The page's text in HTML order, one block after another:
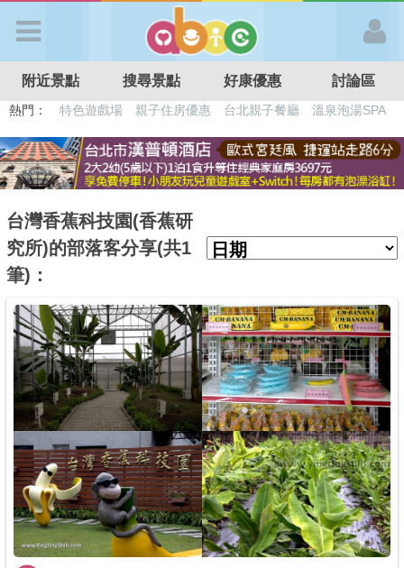
APP登入
首 頁
好康優惠
最新消息
最新留言
商家合作
推薦景點
討論區
附近景點 搜尋景點 好康優惠 討論區
熱門： 特色遊戲場 親子住房優惠 台北親子餐廳
溫泉泡湯SPA
台灣香蕉科技園(香蕉研
究所)的部落客分享(共1
筆)：